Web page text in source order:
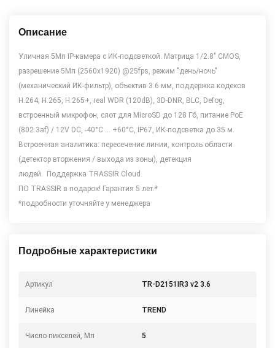
Описание
Уличная 5Мп IP-камера с ИК-подсветкой. Матрица 1/2.8" CMOS,
разрешение 5Мп (2560x1920) @25fps, режим "день/ночь"
(механический ИК-фильтр), объектив 3.6 мм, поддержка кодеков
H.264, H.265, H.265+, real WDR (120dB), 3D-DNR, BLC, Defog,
встроенный микрофон, слот для MicroSD до 128 Гб, питание PoE
(802.3af) / 12V DC, -40°C ... +60°C, IP67, ИК-подсветка до 35 м.
Встроенная аналитика: пересечение линии, контроль области
(детектор вторжения / выхода из зоны), детекция
людей. Поддержка TRASSIR Cloud.
ПО TRASSIR в подарок! Гарантия 5 лет.*
*подробности уточняйте у менеджера
Подробные характеристики
Артикул TR-D2151IR3 v2 3.6
Линейка TREND
Число пикселей, Мп 5